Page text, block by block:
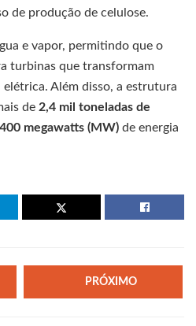
de produção de celulose.
e vapor, permitindo que o
turbinas que transformam
elétrica. Além disso, a estrutura
de 2,4 mil toneladas de
400 megawatts (MW) de energia
PRÓXIMO